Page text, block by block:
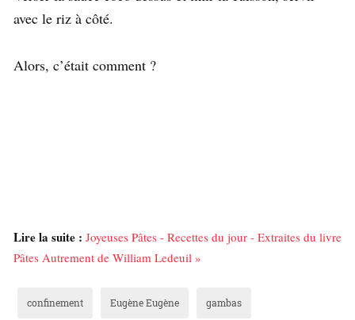
avec le riz à côté.
Alors, c’était comment ?
Lire la suite : Joyeuses Pâtes - Recettes du jour - Extraites du livre
Pâtes Autrement de William Ledeuil »
confinement Eugène Eugène gambas